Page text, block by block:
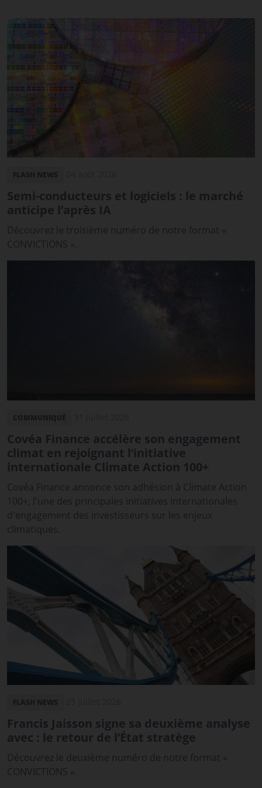
Semi-conducteurs et logiciels : le marché
anticipe l’après IA
Découvrez le troisième numéro de notre format «
CONVICTIONS ».
Covéa Finance accélère son engagement
climat en rejoignant l’initiative
internationale Climate Action 100+
Covéa Finance annonce son adhésion à Climate Action
100+, l'une des principales initiatives internationales
d'engagement des investisseurs sur les enjeux
climatiques.
Francis Jaisson signe sa deuxième analyse
avec : le retour de l’État stratège
Découvrez le deuxième numéro de notre format «
CONVICTIONS ».